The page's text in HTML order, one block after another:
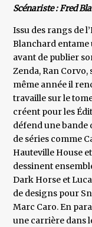
Scénariste : Fred
Issu des rangs de
Blanchard entame
avant de publier
Zenda, Ran
même année il
travaille sur le
créent pour les
défend une bande
de séries comme
Hauteville House
dessinent
Dark Horse et
de designs pour
Marc Caro. En
une carrière dans